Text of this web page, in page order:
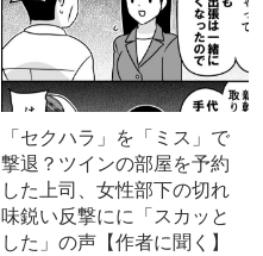
「セクハラ」を「ミス」で
撃退？ツインの部屋を予約
した上司、女性部下の切れ
味鋭い反撃にに「スカッと
した」の声【作者に聞く】